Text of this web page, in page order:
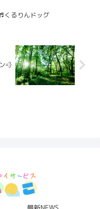
くるりんドッグ
💨